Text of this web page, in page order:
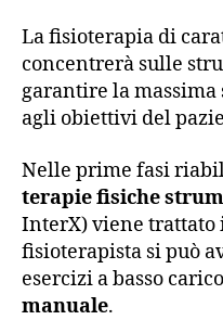
La fisioterapia di
concentrerà sulle
garantire la massima
agli obiettivi del
Nelle prime fasi
terapie fisiche
InterX) viene trattato
fisioterapista si può
esercizi a basso
manuale.